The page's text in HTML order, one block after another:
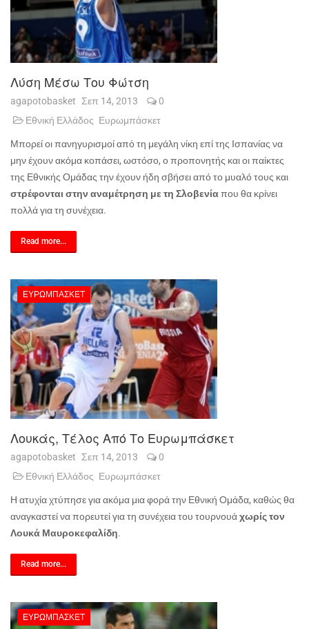
Λύση Μέσω Του Φώτση
agapotobasket Σεπ 14, 2013
0
Εθνική Ελλάδος Ευρωμπάσκετ
Μπορεί οι πανηγυρισμοί από τη μεγάλη νίκη επί της Ισπανίας να
μην έχουν ακόμα κοπάσει, ωστόσο, ο προπονητής και οι παίκτες
της Εθνικής Ομάδας την έχουν ήδη σβήσει από το μυαλό τους και
στρέφονται στην αναμέτρηση με τη Σλοβενίαπου θα κρίνει
πολλά για τη συνέχεια.
Read more...
ΕΥΡΩΜΠΆΣΚΕΤ
Λουκάς, Τέλος Από Το Ευρωμπάσκετ
agapotobasket Σεπ 14, 2013
0
Εθνική Ελλάδος Ευρωμπάσκετ
Η ατυχία χτύπησε για ακόμα μια φορά την Εθνική Ομάδα, καθώς θα
αναγκαστεί να πορευτεί για τη συνέχεια του τουρνουάχωρίς τον
Λουκά Μαυροκεφαλίδη.
Read more...
ΕΥΡΩΜΠΆΣΚΕΤ